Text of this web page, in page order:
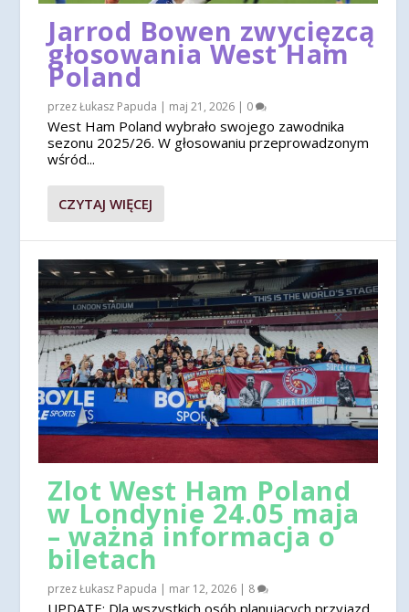
Jarrod Bowen zwycięzcą
głosowania West Ham
Poland
przezŁukasz Papuda | maj 21, 2026 | 0
West Ham Poland wybrało swojego zawodnika
sezonu 2025/26. W głosowaniu przeprowadzonym
wśród...
CZYTAJ WIĘCEJ
Zlot West Ham Poland
w Londynie 24.05 maja
– ważna informacja o
biletach
przezŁukasz Papuda | mar 12, 2026 | 8
UPDATE: Dla wszystkich osób planujących przyjazd